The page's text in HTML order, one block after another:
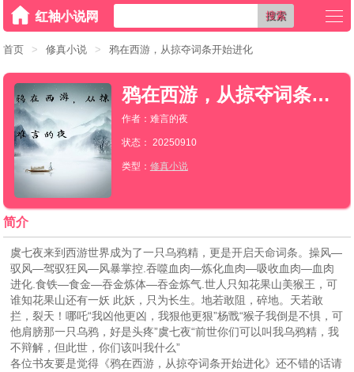
搜索
首页 > 修真小说 > 鸦在西游，从掠夺词条开始进化
鸦在西游，从掠夺词条开始进化
作者：难言的夜
状态： 20250910
类型： 修真小说
简介
虞七夜来到西游世界成为了一只乌鸦精，更是开启天命词条。操风—
驭风—驾驭狂风—风暴掌控.吞噬血肉—炼化血肉—吸收血肉—血肉
进化.食铁—食金—吞金炼体—吞金炼气.世人只知花果山美猴王，可
谁知花果山还有一妖 此妖，只为长生。地若敢阻，碎地。天若敢
拦，裂天！哪吒“我凶他更凶，我狠他更狠”杨戬“猴子我倒是不惧，可
他肩膀那一只乌鸦，好是头疼”虞七夜“前世你们可以叫我乌鸦精，我
不辩解，但此世，你们该叫我什么”
各位书友要是觉得《鸦在西游，从掠夺词条开始进化》还不错的话请